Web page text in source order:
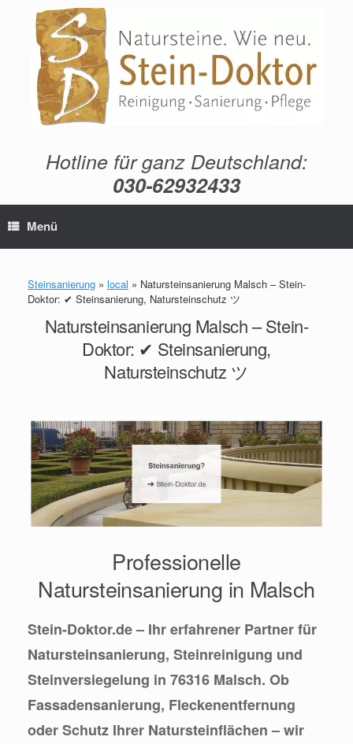
springen
Hotline für ganz Deutschland:
030-62932433
Menü
Steinsanierung » local » Natursteinsanierung Malsch – Stein-
Doktor: ✔ Steinsanierung, Natursteinschutz ツ
Natursteinsanierung Malsch – Stein-
Doktor: ✔ Steinsanierung,
Natursteinschutz ツ
Professionelle
Natursteinsanierung in Malsch
Stein-Doktor.de – Ihr erfahrener Partner für
Natursteinsanierung, Steinreinigung und
Steinversiegelung in 76316 Malsch. Ob
Fassadensanierung, Fleckenentfernung
oder Schutz Ihrer Natursteinflächen – wir